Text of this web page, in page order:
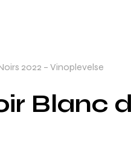
2022 – Vinoplevelse
Blanc